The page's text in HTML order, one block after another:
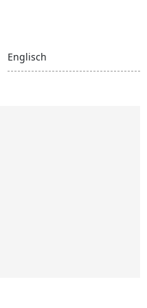
Englisch